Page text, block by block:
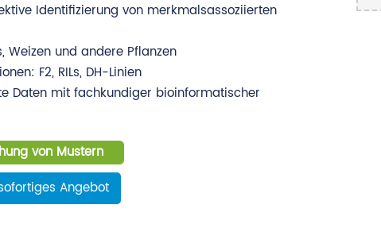
Identifizierung von merkmalsassoziierten
Weizen und andere Pflanzen
F2, RILs, DH-Linien
Daten mit fachkundiger bioinformatischer
von Mustern
Angebot